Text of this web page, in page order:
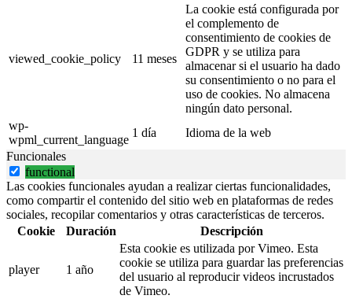
viewed_cookie_policy 11 meses
La cookie está configurada por
el complemento de
consentimiento de cookies de
GDPR y se utiliza para
almacenar si el usuario ha dado
su consentimiento o no para el
uso de cookies. No almacena
ningún dato personal.
wp-
wpml_current_language
1 día
Idioma de la web
Funcionales
functional
Las cookies funcionales ayudan a realizar ciertas funcionalidades,
como compartir el contenido del sitio web en plataformas de redes
sociales, recopilar comentarios y otras características de terceros.
Cookie
Duración Descripción
player 1 año
Esta cookie es utilizada por Vimeo. Esta
cookie se utiliza para guardar las preferencias
del usuario al reproducir videos incrustados
de Vimeo.